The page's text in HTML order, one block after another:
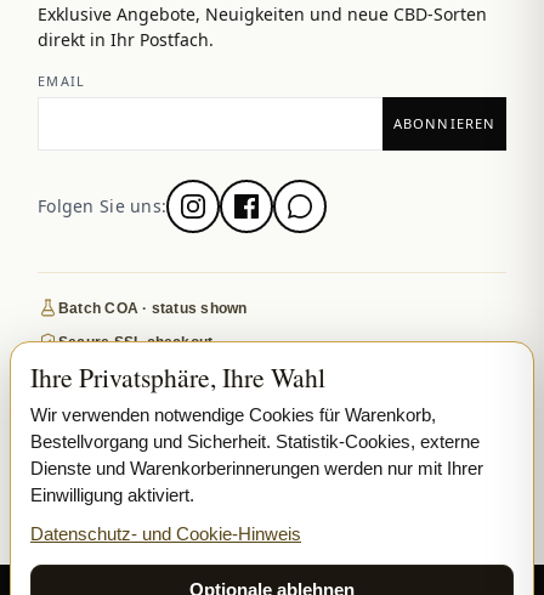
Exklusive Angebote, Neuigkeiten und neue CBD-Sorten
direkt in Ihr Postfach.
EMAIL
Folgen Sie uns:
Batch COA · status shown
Secure SSL checkout
Discreet, tracked EU delivery
Premium indoor · COA where published
Google-reviewed
SECURE PAYMENTS
₿ BITCOIN SEPA
Ihre Privatsphäre, Ihre Wahl
Wir verwenden notwendige Cookies für Warenkorb,
Bestellvorgang und Sicherheit. Statistik-Cookies, externe
Dienste und Warenkorberinnerungen werden nur mit Ihrer
Einwilligung aktiviert.
Datenschutz- und Cookie-Hinweis
Optionale ablehnen